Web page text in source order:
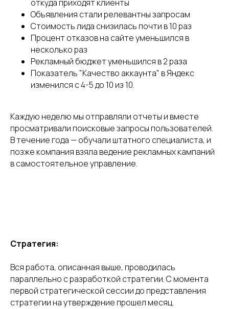
откуда приходят клиенты
Объявления стали релевантны запросам
Стоимость лида снизилась почти в 10 раз
Процент отказов на сайте уменьшился в
несколько раз
Рекламный бюджет уменьшился в 2 раза
Показатель "Качество аккаунта" в Яндекс
изменился с 4-5 до 10 из 10.
Каждую неделю мы отправляли отчеты и вместе
просматривали поисковые запросы пользователей.
В течение года — обучали штатного специалиста, и
позже компания взяла ведение рекламных кампаний
в самостоятельное управление.
Стратегия:
Вся работа, описанная выше, проводилась
параллельно с разработкой стратегии. С момента
первой стратегической сессии до представления
стратегии на утверждение прошел месяц.